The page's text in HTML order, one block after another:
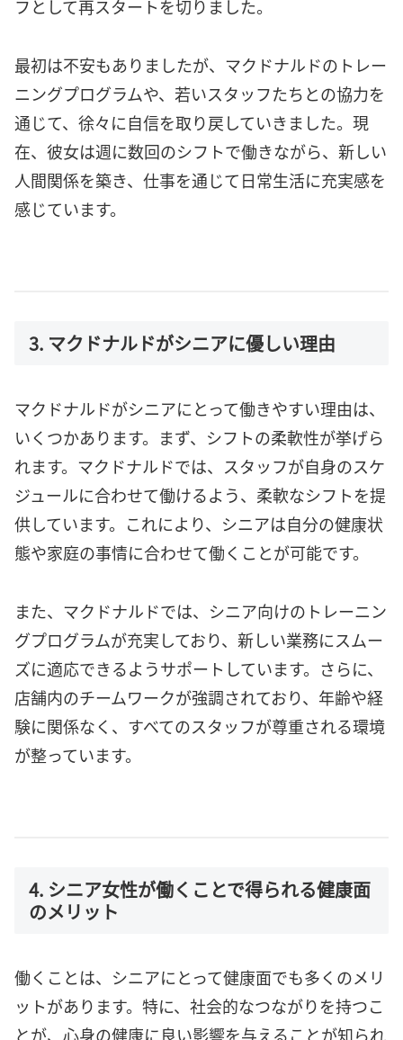
フとして再スタートを切りました。
最初は不安もありましたが、マクドナルドのトレー
ニングプログラムや、若いスタッフたちとの協力を
通じて、徐々に自信を取り戻していきました。現
在、彼女は週に数回のシフトで働きながら、新しい
人間関係を築き、仕事を通じて日常生活に充実感を
感じています。
3. マクドナルドがシニアに優しい理由
マクドナルドがシニアにとって働きやすい理由は、
いくつかあります。まず、シフトの柔軟性が挙げら
れます。マクドナルドでは、スタッフが自身のスケ
ジュールに合わせて働けるよう、柔軟なシフトを提
供しています。これにより、シニアは自分の健康状
態や家庭の事情に合わせて働くことが可能です。
また、マクドナルドでは、シニア向けのトレーニン
グプログラムが充実しており、新しい業務にスムー
ズに適応できるようサポートしています。さらに、
店舗内のチームワークが強調されており、年齢や経
験に関係なく、すべてのスタッフが尊重される環境
が整っています。
4. シニア女性が働くことで得られる健康面
のメリット
働くことは、シニアにとって健康面でも多くのメリ
ットがあります。特に、社会的なつながりを持つこ
とが、心身の健康に良い影響を与えることが知られ